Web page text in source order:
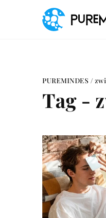
PUREMINDES /
Tag -